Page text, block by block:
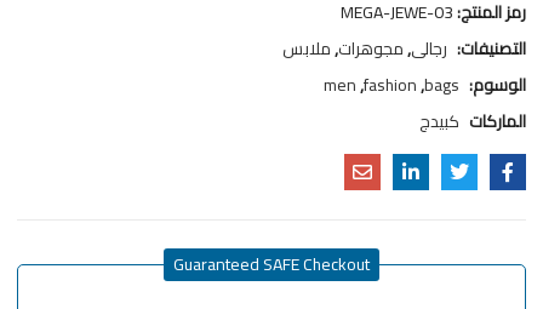
رمز المنتج:MEGA-JEWE-03
التصنيفات: رجالى,مجوهرات,ملابس
الوسوم: bags
,
fashion
,
men
الماركات كبيدج
Guaranteed SAFE Checkout